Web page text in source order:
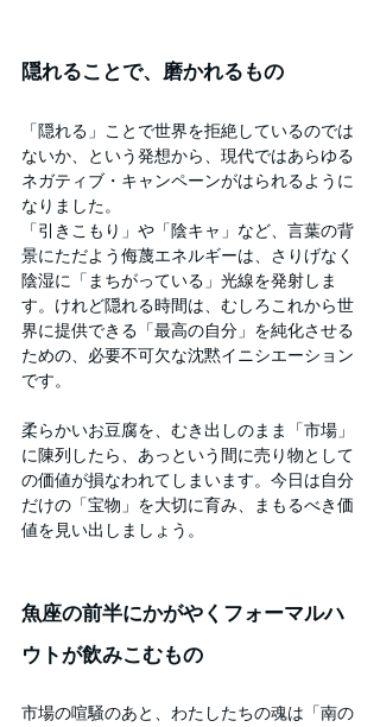
隠れることで、磨かれるもの
「隠れる」ことで世界を拒絶しているのでは
ないか、という発想から、現代ではあらゆる
ネガティブ・キャンペーンがはられるように
なりました。
「引きこもり」や「陰キャ」など、言葉の背
景にただよう侮蔑エネルギーは、さりげなく
陰湿に「まちがっている」光線を発射しま
す。けれど隠れる時間は、むしろこれから世
界に提供できる「最高の自分」を純化させる
ための、必要不可欠な沈黙イニシエーション
です。
柔らかいお豆腐を、むき出しのまま「市場」
に陳列したら、あっという間に売り物として
の価値が損なわれてしまいます。今日は自分
だけの「宝物」を大切に育み、まもるべき価
値を見い出しましょう。
魚座の前半にかがやくフォーマルハ
ウトが飲みこむもの
市場の喧騒のあと、わたしたちの魂は「南の